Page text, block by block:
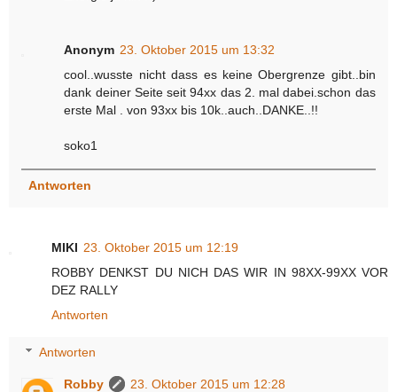
Anonym 23. Oktober 2015 um 13:32
cool..wusste nicht dass es keine Obergrenze gibt..bin
dank deiner Seite seit 94xx das 2. mal dabei.schon das
erste Mal . von 93xx bis 10k..auch..DANKE..!!
soko1
Antworten
MIKI 23. Oktober 2015 um 12:19
ROBBY DENKST DU NICH DAS WIR IN 98XX-99XX VOR
DEZ RALLY
Antworten
Antworten
Robby
23. Oktober 2015 um 12:28